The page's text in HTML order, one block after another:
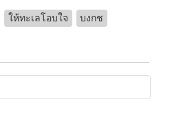
ให้ทะเลโอบใจ บงกช